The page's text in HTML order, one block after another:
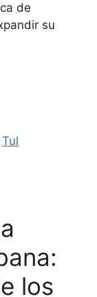
de
su
Tul
los